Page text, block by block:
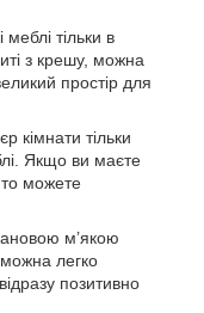
тільки в
з крешу, можна
простір для
кімнати тільки
Якщо ви маєте
то можете
м’якою
легко
позитивно